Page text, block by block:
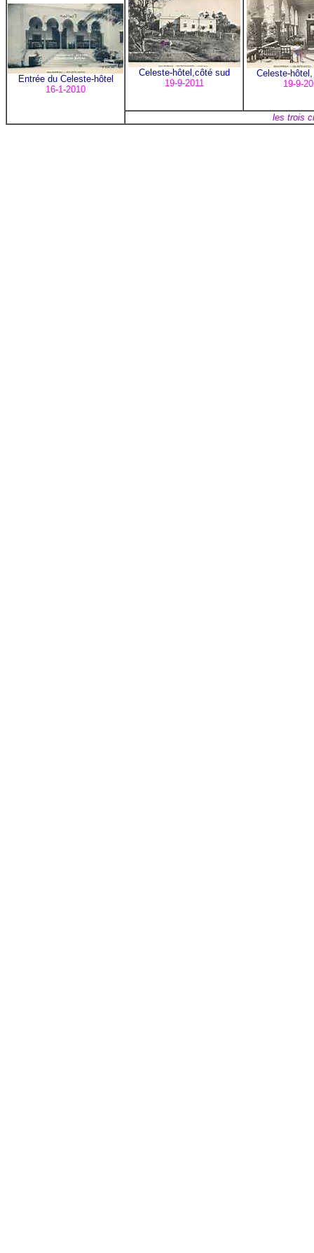
Entrée du Celeste-hôtel
16-1-2010
Celeste-hôtel,côté sud
19-9-2011
Celeste-
19-9-
les trois